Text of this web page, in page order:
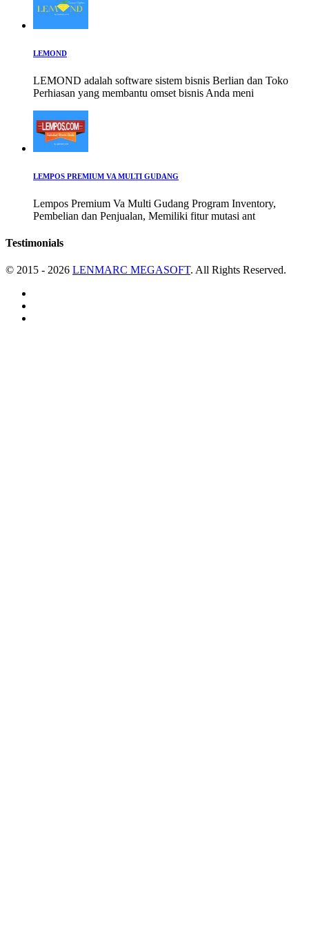
LEMOND
LEMOND adalah software sistem bisnis Berlian dan Toko
Perhiasan yang membantu omset bisnis Anda meni
LEMPOS PREMIUM VA MULTI GUDANG
Lempos Premium Va Multi Gudang Program Inventory,
Pembelian dan Penjualan, Memiliki fitur mutasi ant
Testimonials
© 2015 - 2026 LENMARC MEGASOFT. All Rights Reserved.